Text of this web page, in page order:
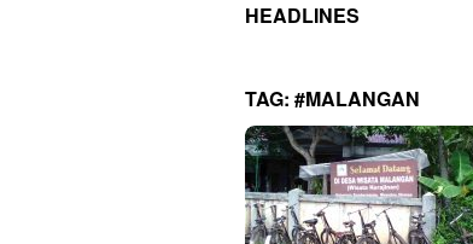
HEADLINES
TAG: #MALANGAN